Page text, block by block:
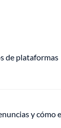
de plataformas
y cómo